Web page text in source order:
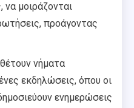
να μοιράζονται
προάγοντας
νήματα
εκδηλώσεις, όπου οι
ενημερώσεις